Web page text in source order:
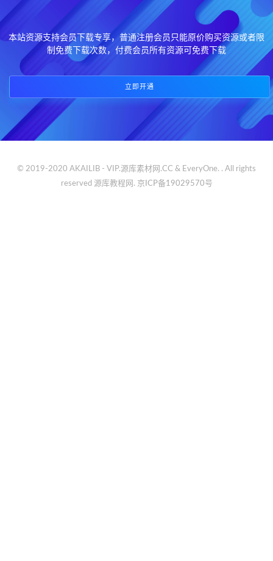
本站资源支持会员下载专享，普通注册会员只能原价购买资源或者限
制免费下载次数，付费会员所有资源可免费下载
立即开通
© 2019-2020 AKAILIB - VIP.源库素材网.CC & EveryOne. . All rights
reserved 源库教程网. 京ICP备19029570号